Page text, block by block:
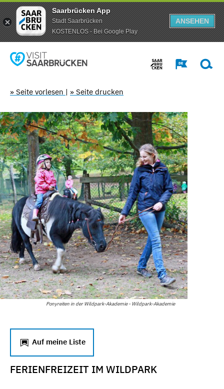
Saarbrücken App
Stadt Saarbrücken
KOSTENLOS - Bei Google Play
ANSEHEN
» Seite vorlesen | » Seite drucken
Ponyreiten in der Wildpark-Akademie - Wildpark-Akademie
Auf meine Liste
FERIENFREIZEIT IM WILDPARK